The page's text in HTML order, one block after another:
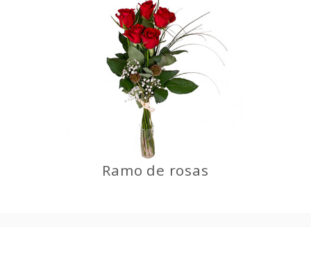
Ramo de rosas